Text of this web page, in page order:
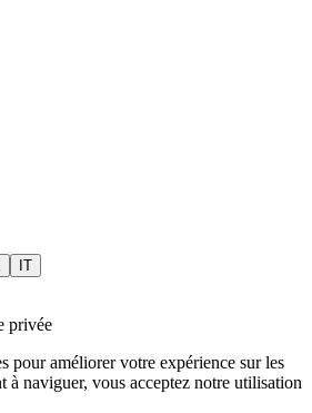
IT
privée
pour améliorer votre expérience sur les
à naviguer, vous acceptez notre utilisation